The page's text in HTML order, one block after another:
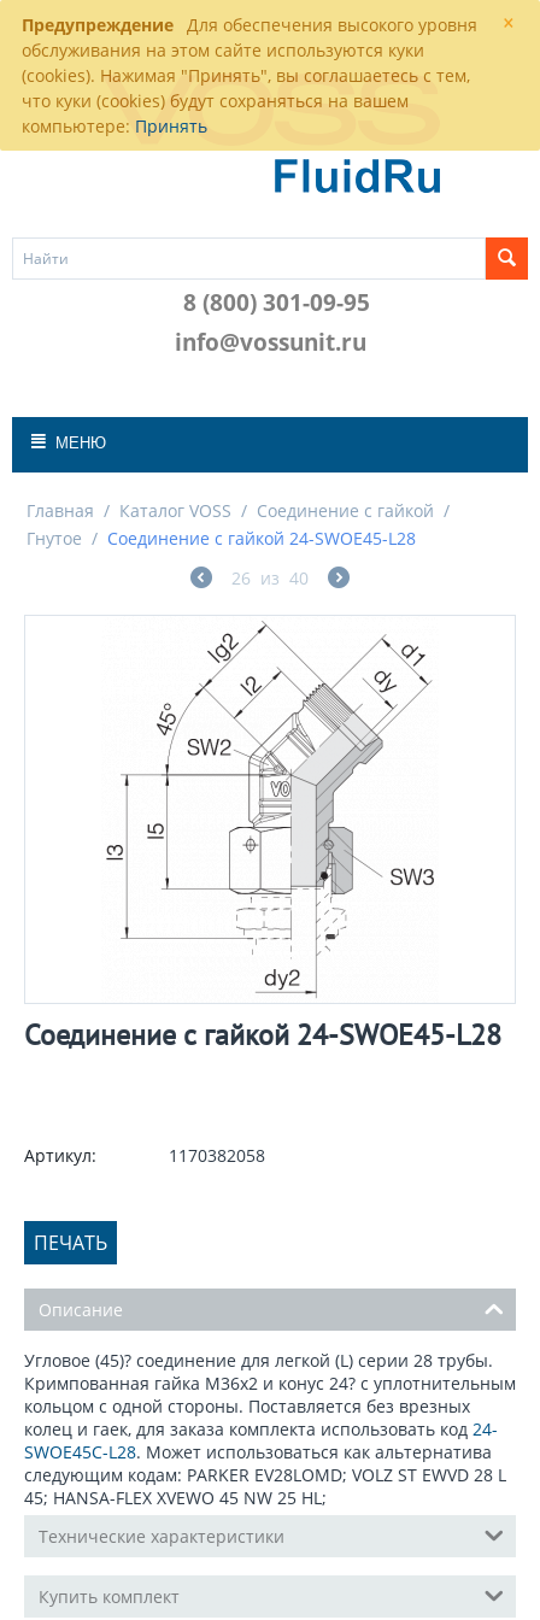
×
Предупреждение Для обеспечения высокого уровня
обслуживания на этом сайте используются куки
(cookies). Нажимая "Принять", вы соглашаетесь с тем,
что куки (cookies) будут сохраняться на вашем
компьютере: Принять
8 (800) 301-09-95
info@vossunit.ru
МЕНЮ
Главная / Каталог VOSS / Соединение с гайкой /
Гнутое / Соединение с гайкой 24-SWOE45-L28
26 из 40
Соединение с гайкой 24-SWOE45-L28
Артикул: 1170382058
ПЕЧАТЬ
Описание
Угловое (45)? соединение для легкой (L) серии 28 трубы.
Кримпованная гайка М36x2 и конус 24? с уплотнительным
кольцом с одной стороны. Поставляется без врезных
колец и гаек, для заказа комплекта использовать код 24-
SWOE45C-L28. Может использоваться как альтернатива
следующим кодам: PARKER EV28LOMD; VOLZ ST EWVD 28 L
45; HANSA-FLEX XVEWO 45 NW 25 HL;
Технические характеристики
Купить комплект